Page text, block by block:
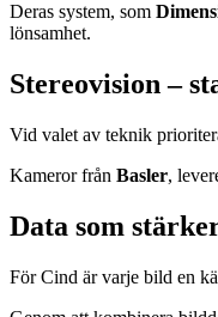
Deras system, som
lönsamhet.
Stereovision –
Vid valet av teknik
Kameror från Basler,
Data som
För Cind är varje bild en